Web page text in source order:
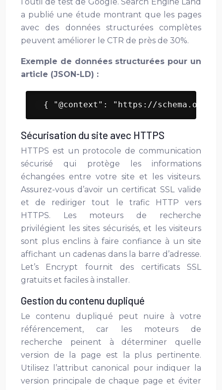
a publié une étude montrant que les pages
avec des données structurées complètes
peuvent améliorer le CTR de près de 30%.
Exemple de données structurées pour un
article (JSON-LD) :
{ "@context": "https://schema.org",
Sécurisation du site avec HTTPS
HTTPS est un protocole de communication
sécurisé qui protège les informations
échangées entre votre site et les visiteurs.
Assurez-vous d’avoir un certificat SSL valide
et de rediriger tout le trafic HTTP vers
HTTPS. Les moteurs de recherche
privilégient les sites sécurisés, et les visiteurs
sont plus enclins à faire confiance à un site
affichant un cadenas dans la barre d’adresse.
Let’s Encrypt fournit des certificats SSL
gratuits et faciles à installer.
Gestion du contenu dupliqué
Le contenu dupliqué peut nuire à votre
référencement, car les moteurs de
recherche peinent à déterminer quelle
version de la page est la plus pertinente.
Utilisez l’attribut canonical pour indiquer la
version principale de chaque page et éviter